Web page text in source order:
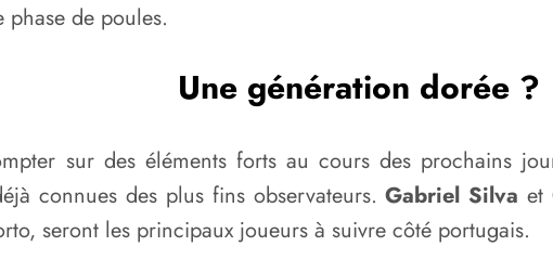
phase de poules.
Une génération dorée ?
sur des éléments forts au cours des prochains
connues des plus fins observateurs.Gabriel Silva et
seront les principaux joueurs à suivre côté portugais.